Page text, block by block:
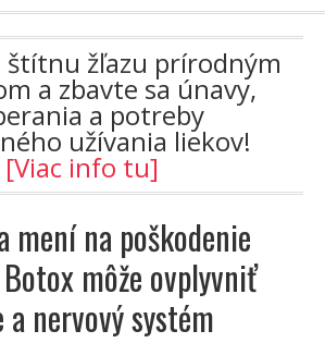
štítnu žľazu prírodným
a zbavte sa únavy,
a potreby
užívania liekov!
[Viac info tu]
mení na poškodenie
môže ovplyvniť
a nervový systém